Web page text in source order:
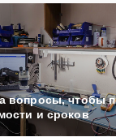
вопросы, чтобы
и сроков